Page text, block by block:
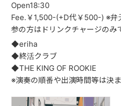
2ndFullAlbum『終活の
NEWS
Open18:30
Fee.￥1,500-(+D代￥500-) ※弁
参の方はドリンクチャージのみ
◆eriha
◆終活クラブ
◆THE KING OF ROOKIE
※演奏の順番や出演時間等は決ま